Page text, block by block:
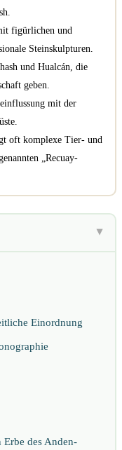
figürlichen und
Steinskulpturen.
und Hualcán, die
geben.
mit der
oft komplexe Tier- und
„Recuay-
▶
Einordnung
des Anden-